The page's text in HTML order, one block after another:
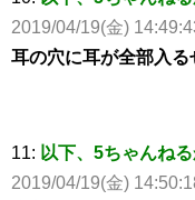
2019/04/19(金)
耳の穴に耳が全部入る
11: 以下、5ちゃんね
2019/04/19(金)